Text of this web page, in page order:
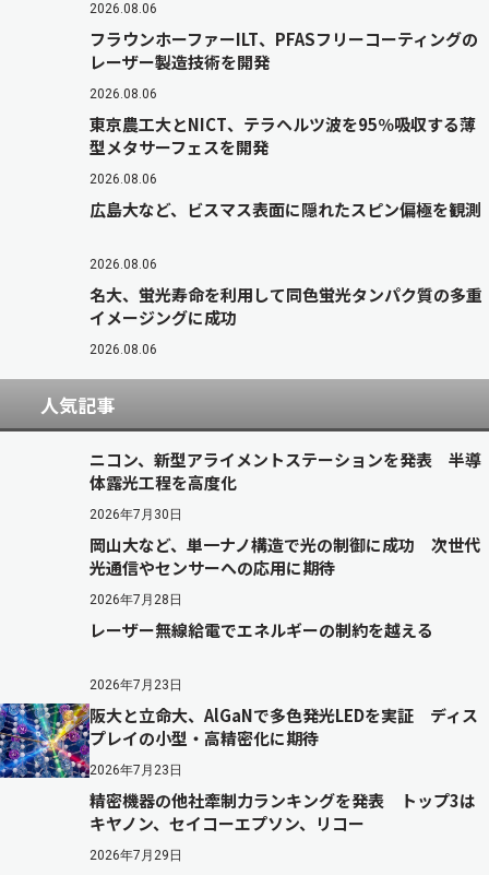
2026.08.06
フラウンホーファーILT、PFASフリーコーティングの
レーザー製造技術を開発
2026.08.06
東京農工大とNICT、テラヘルツ波を95％吸収する薄
型メタサーフェスを開発
2026.08.06
広島大など、ビスマス表面に隠れたスピン偏極を観測
2026.08.06
名大、蛍光寿命を利用して同色蛍光タンパク質の多重
イメージングに成功
2026.08.06
人気記事
ニコン、新型アライメントステーションを発表 半導
体露光工程を高度化
2026年7月30日
岡山大など、単一ナノ構造で光の制御に成功 次世代
光通信やセンサーへの応用に期待
2026年7月28日
レーザー無線給電でエネルギーの制約を越える
2026年7月23日
阪大と立命大、AlGaNで多色発光LEDを実証 ディス
プレイの小型・高精密化に期待
2026年7月23日
精密機器の他社牽制力ランキングを発表 トップ3は
キヤノン、セイコーエプソン、リコー
2026年7月29日